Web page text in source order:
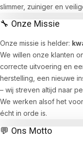
slimmer, zuiniger en
🔧 Onze Missie
Onze missie is helder:
We willen onze klanten
correcte uitvoering en
herstelling, een nieuwe
– wij streven altijd naar
We werken alsof het
écht in orde is.
💬 Ons Motto